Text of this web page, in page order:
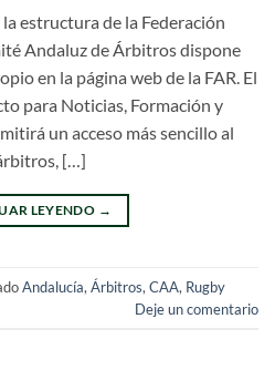
estructura de la Federación
Andaluz de Árbitros dispone
en la página web de la FAR. El
para Noticias, Formación y
un acceso más sencillo al
[…]
LEYENDO →
Andalucía, Árbitros, CAA, Rugby
Deje un comentario